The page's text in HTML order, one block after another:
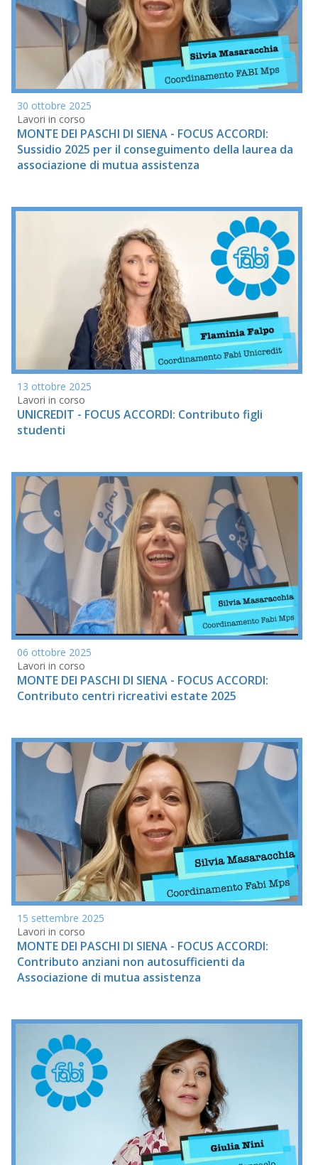
30 ottobre 2025
Lavori in corso
MONTE DEI PASCHI DI SIENA - FOCUS ACCORDI:
Sussidio 2025 per il conseguimento della laurea da
associazione di mutua assistenza
13 ottobre 2025
Lavori in corso
UNICREDIT - FOCUS ACCORDI: Contributo figli
studenti
06 ottobre 2025
Lavori in corso
MONTE DEI PASCHI DI SIENA - FOCUS ACCORDI:
Contributo centri ricreativi estate 2025
15 settembre 2025
Lavori in corso
MONTE DEI PASCHI DI SIENA - FOCUS ACCORDI:
Contributo anziani non autosufficienti da
Associazione di mutua assistenza